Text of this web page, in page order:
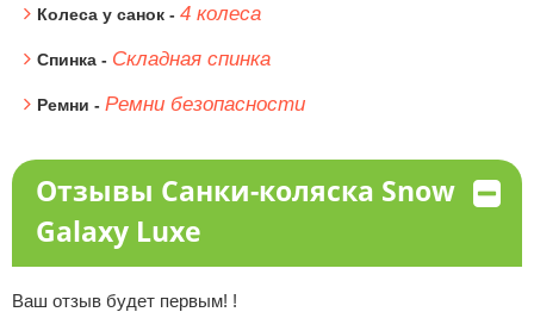
Колеса у санок - 4 колеса
Спинка - Складная спинка
Ремни - Ремни безопасности
Отзывы Санки-коляска Snow
Galaxy Luxe
Ваш отзыв будет первым! !